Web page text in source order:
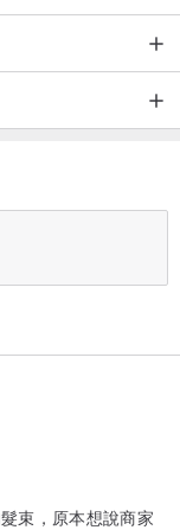
束，原本想說商家